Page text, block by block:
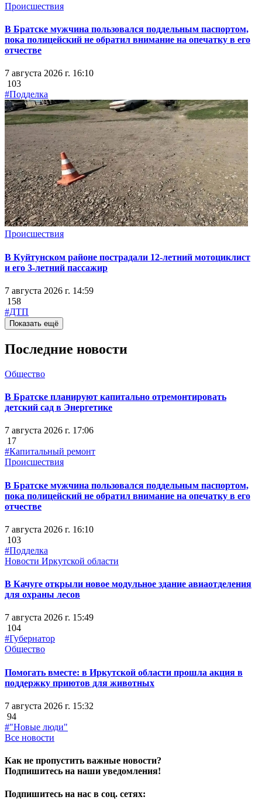
Происшествия
В Братске мужчина пользовался поддельным паспортом,
пока полицейский не обратил внимание на опечатку в его
отчестве
7 августа 2026 г. 16:10
103
#Подделка
Происшествия
В Куйтунском районе пострадали 12-летний мотоциклист
и его 3-летний пассажир
7 августа 2026 г. 14:59
158
#ДТП
Показать ещё
Последние новости
Общество
В Братске планируют капитально отремонтировать
детский сад в Энергетике
7 августа 2026 г. 17:06
17
#Капитальный ремонт
Происшествия
В Братске мужчина пользовался поддельным паспортом,
пока полицейский не обратил внимание на опечатку в его
отчестве
7 августа 2026 г. 16:10
103
#Подделка
Новости Иркутской области
В Качуге открыли новое модульное здание авиаотделения
для охраны лесов
7 августа 2026 г. 15:49
104
#Губернатор
Общество
Помогать вместе: в Иркутской области прошла акция в
поддержку приютов для животных
7 августа 2026 г. 15:32
94
#"Новые люди"
Все новости
Как не пропустить важные новости?
Подпишитесь на наши уведомления!
Подпишитесь на нас в соц. сетях: